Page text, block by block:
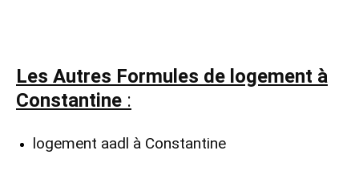
Les Autres Formules de logement à
Constantine :
logement aadl à Constantine